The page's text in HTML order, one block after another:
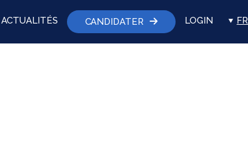
ACTUALITÉS CANDIDATER LOGIN FR